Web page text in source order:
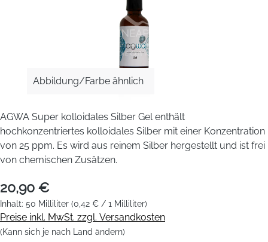
Abbildung/Farbe ähnlich
AGWA Super kolloidales Silber Gel enthält
hochkonzentriertes kolloidales Silber mit einer Konzentration
von 25 ppm. Es wird aus reinem Silber hergestellt und ist frei
von chemischen Zusätzen.
20,90 €
Inhalt: 50 Milliliter (0,42 € / 1 Milliliter)
Preise inkl. MwSt. zzgl. Versandkosten
(Kann sich je nach Land ändern)